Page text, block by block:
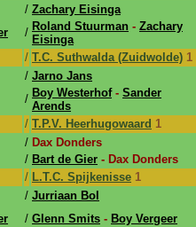
/ Zachary Eisinga
/ Roland Stuurman - Zachary
Eisinga
/ T.C. Suthwalda (Zuidwolde) 1
/ Jarno Jans
/ Boy Westerhof- Sander
Arends
/ T.P.V. Heerhugowaard 1
/ Dax Donders
/ Bart de Gier - Dax Donders
/ L.T.C. Spijkenisse 1
/ Jurriaan Bol
/ Glenn Smits - Boy Vergeer